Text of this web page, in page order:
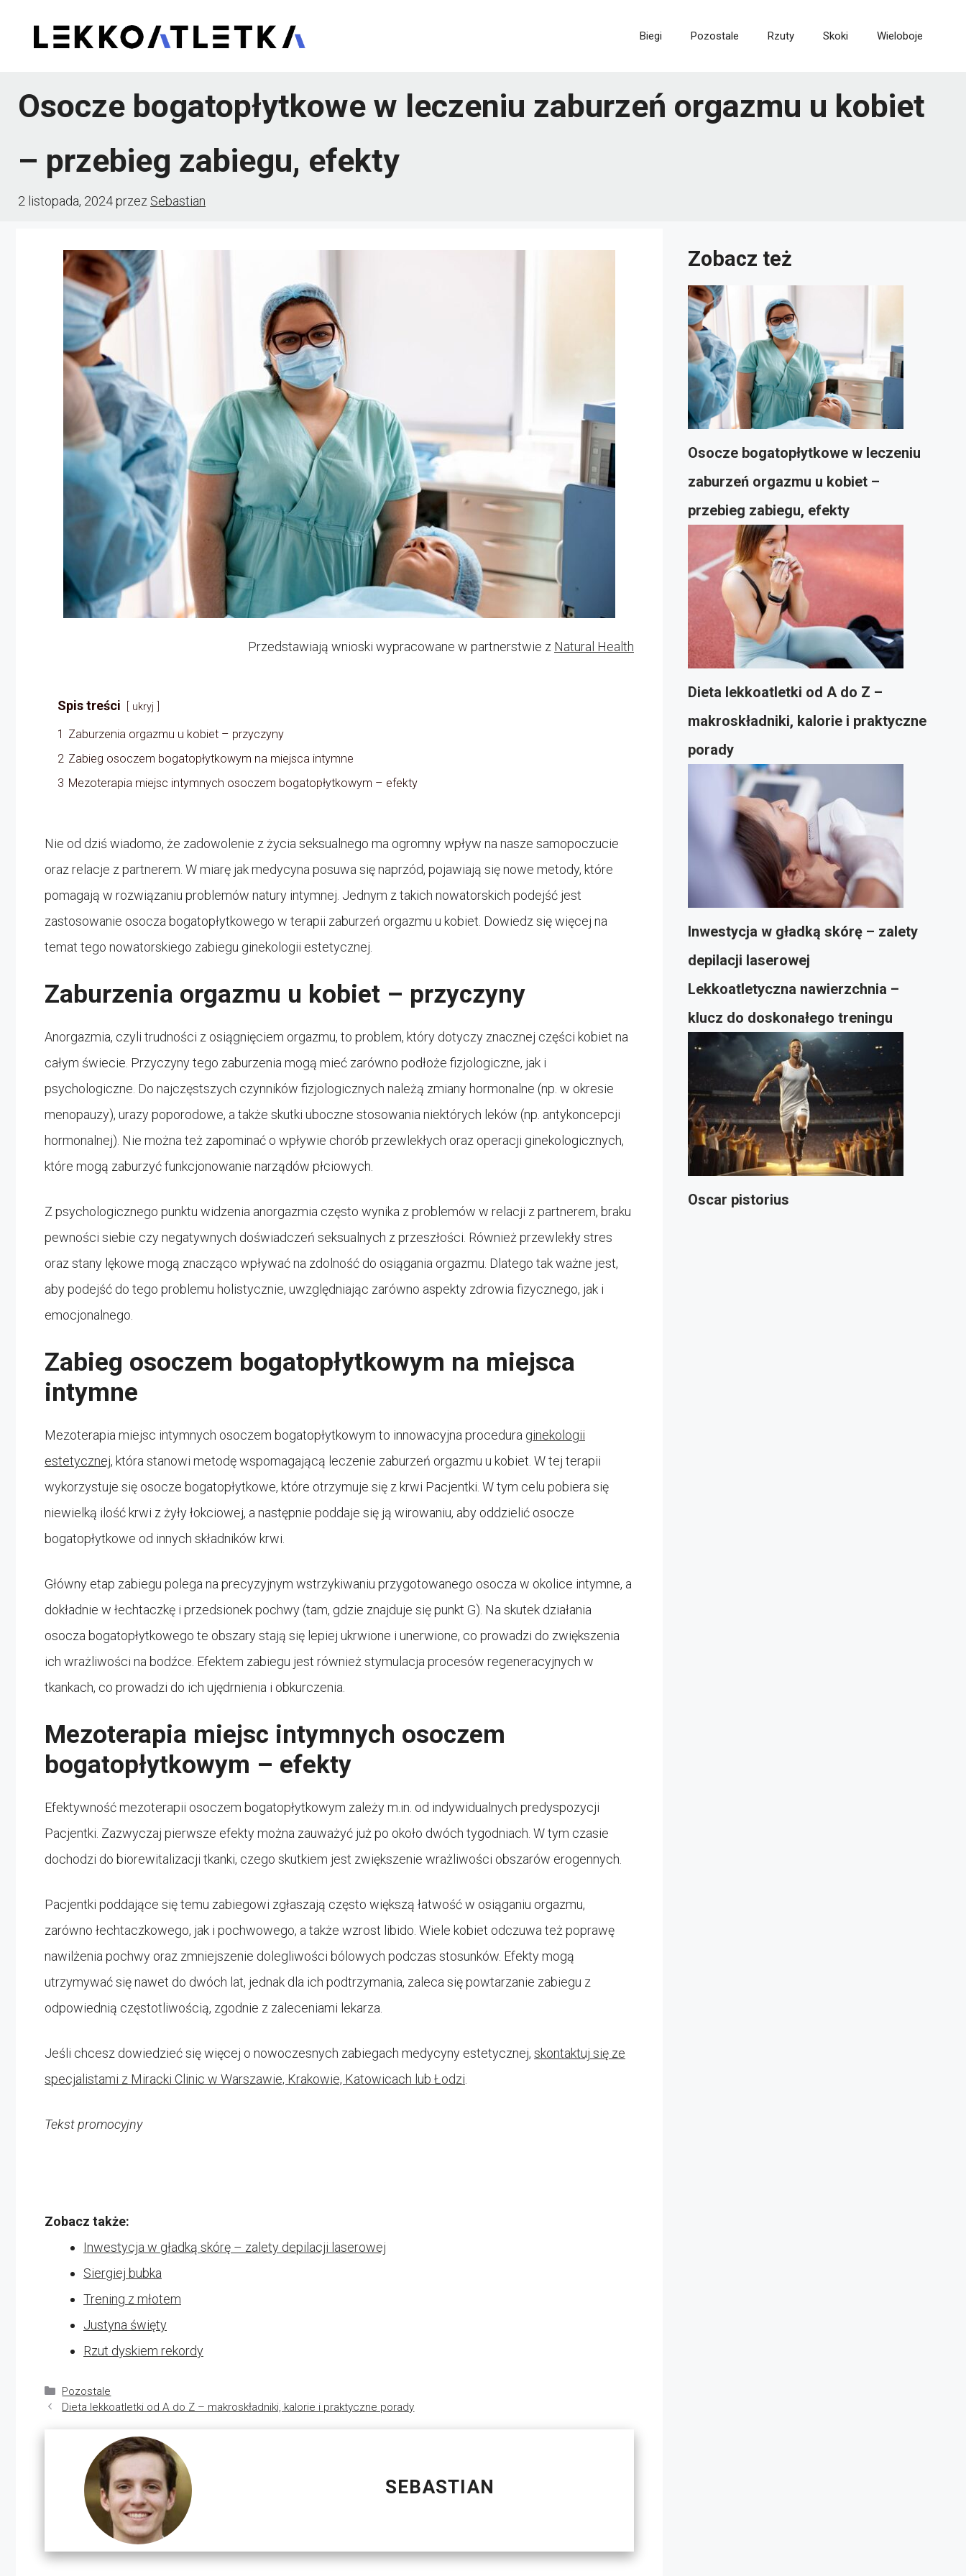
Biegi Pozostale Rzuty Skoki Wieloboje
Osocze bogatopłytkowe w leczeniu zaburzeń orgazmu u kobiet
– przebieg zabiegu, efekty
2 listopada, 2024przez Sebastian
Przedstawiają wnioski wypracowane w partnerstwie z Natural Health
Spis treści ukryj
1 Zaburzenia orgazmu u kobiet – przyczyny
2 Zabieg osoczem bogatopłytkowym na miejsca intymne
3 Mezoterapia miejsc intymnych osoczem bogatopłytkowym – efekty
Nie od dziś wiadomo, że zadowolenie z życia seksualnego ma ogromny wpływ na nasze samopoczucie
oraz relacje z partnerem. W miarę jak medycyna posuwa się naprzód, pojawiają się nowe metody, które
pomagają w rozwiązaniu problemów natury intymnej. Jednym z takich nowatorskich podejść jest
zastosowanie osocza bogatopłytkowego w terapii zaburzeń orgazmu u kobiet. Dowiedz się więcej na
temat tego nowatorskiego zabiegu ginekologii estetycznej.
Zaburzenia orgazmu u kobiet – przyczyny
Anorgazmia, czyli trudności z osiągnięciem orgazmu, to problem, który dotyczy znacznej części kobiet na
całym świecie. Przyczyny tego zaburzenia mogą mieć zarówno podłoże fizjologiczne, jak i
psychologiczne. Do najczęstszych czynników fizjologicznych należą zmiany hormonalne (np. w okresie
menopauzy), urazy poporodowe, a także skutki uboczne stosowania niektórych leków (np. antykoncepcji
hormonalnej). Nie można też zapominać o wpływie chorób przewlekłych oraz operacji ginekologicznych,
które mogą zaburzyć funkcjonowanie narządów płciowych.
Z psychologicznego punktu widzenia anorgazmia często wynika z problemów w relacji z partnerem, braku
pewności siebie czy negatywnych doświadczeń seksualnych z przeszłości. Również przewlekły stres
oraz stany lękowe mogą znacząco wpływać na zdolność do osiągania orgazmu. Dlatego tak ważne jest,
aby podejść do tego problemu holistycznie, uwzględniając zarówno aspekty zdrowia fizycznego, jak i
emocjonalnego.
Zabieg osoczem bogatopłytkowym na miejsca
intymne
Mezoterapia miejsc intymnych osoczem bogatopłytkowym to innowacyjna procedura ginekologii
estetycznej, która stanowi metodę wspomagającą leczenie zaburzeń orgazmu u kobiet. W tej terapii
wykorzystuje się osocze bogatopłytkowe, które otrzymuje się z krwi Pacjentki. W tym celu pobiera się
niewielką ilość krwi z żyły łokciowej, a następnie poddaje się ją wirowaniu, aby oddzielić osocze
bogatopłytkowe od innych składników krwi.
Główny etap zabiegu polega na precyzyjnym wstrzykiwaniu przygotowanego osocza w okolice intymne, a
dokładnie w łechtaczkę i przedsionek pochwy (tam, gdzie znajduje się punkt G). Na skutek działania
osocza bogatopłytkowego te obszary stają się lepiej ukrwione i unerwione, co prowadzi do zwiększenia
ich wrażliwości na bodźce. Efektem zabiegu jest również stymulacja procesów regeneracyjnych w
tkankach, co prowadzi do ich ujędrnienia i obkurczenia.
Mezoterapia miejsc intymnych osoczem
bogatopłytkowym – efekty
Efektywność mezoterapii osoczem bogatopłytkowym zależy m.in. od indywidualnych predyspozycji
Pacjentki. Zazwyczaj pierwsze efekty można zauważyć już po około dwóch tygodniach. W tym czasie
dochodzi do biorewitalizacji tkanki, czego skutkiem jest zwiększenie wrażliwości obszarów erogennych.
Pacjentki poddające się temu zabiegowi zgłaszają często większą łatwość w osiąganiu orgazmu,
zarówno łechtaczkowego, jak i pochwowego, a także wzrost libido. Wiele kobiet odczuwa też poprawę
nawilżenia pochwy oraz zmniejszenie dolegliwości bólowych podczas stosunków. Efekty mogą
utrzymywać się nawet do dwóch lat, jednak dla ich podtrzymania, zaleca się powtarzanie zabiegu z
odpowiednią częstotliwością, zgodnie z zaleceniami lekarza.
Jeśli chcesz dowiedzieć się więcej o nowoczesnych zabiegach medycyny estetycznej, skontaktuj się ze
specjalistami z Miracki Clinic w Warszawie, Krakowie, Katowicach lub Łodzi
Tekst promocyjny
Zobacz także:
Inwestycja w gładką skórę – zalety depilacji laserowej
Siergiej bubka
Trening z młotem
Justyna święty
Rzut dyskiem rekordy
Kategorie
Pozostale
Dieta lekkoatletki od A do Z – makroskładniki, kalorie i praktyczne porady
SEBASTIAN
Zobacz też
Osocze bogatopłytkowe w leczeniu
zaburzeń orgazmu u kobiet –
przebieg zabiegu, efekty
Dieta lekkoatletki od A do Z –
makroskładniki, kalorie i praktyczne
porady
Inwestycja w gładką skórę – zalety
depilacji laserowej
Lekkoatletyczna nawierzchnia –
klucz do doskonałego treningu
Oscar pistorius